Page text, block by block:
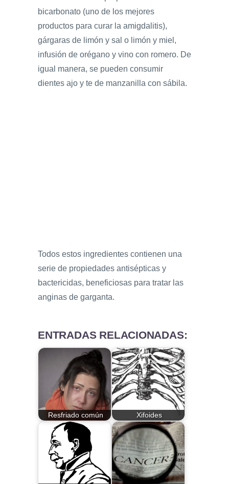
bicarbonato (uno de los mejores
productos para curar la amigdalitis),
gárgaras de limón y sal o limón y miel,
infusión de orégano y vino con romero. De
igual manera, se pueden consumir
dientes ajo y te de manzanilla con sábila.
Todos estos ingredientes contienen una
serie de propiedades antisépticas y
bactericidas, beneficiosas para tratar las
anginas de garganta.
ENTRADAS RELACIONADAS:
Resfriado común Xifoides